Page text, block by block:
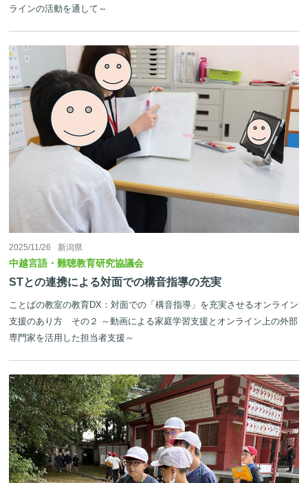
ラインの活動を通して～
2025/11/26 新潟県
中越言語・難聴教育研究協議会
STとの連携による対面での構音指導の充実
ことばの教室の教育DX：対面での「構音指導」を充実させるオンライン
支援のあり方 その２ ～動画による家庭学習支援とオンライン上の外部
専門家を活用した担当者支援～